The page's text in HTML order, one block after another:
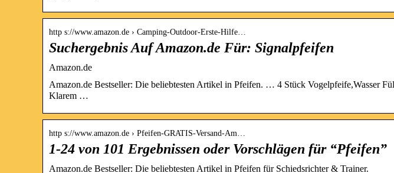
http s://www.amazon.de › Camping-Outdoor-Erste-Hilfe…
Suchergebnis Auf Amazon.de Für: Signalpfeifen
Amazon.de
Amazon.de Bestseller: Die beliebtesten Artikel in Pfeifen. … 4 Stück Vogelpfeife,Wasser
Klarem …
http s://www.amazon.de › Pfeifen-GRATIS-Versand-Am…
1-24 von 101 Ergebnissen oder Vorschlägen für “Pfeifen”
Amazon.de Bestseller: Die beliebtesten Artikel in Pfeifen für Schiedsrichter & Trainer.